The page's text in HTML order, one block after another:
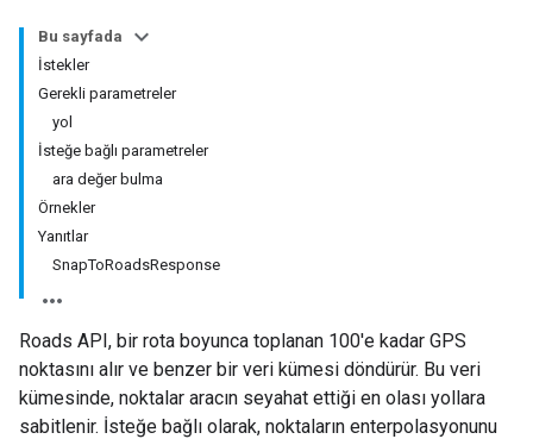
Bu sayfada
İstekler
Gerekli parametreler
yol
İsteğe bağlı parametreler
ara değer bulma
Örnekler
Yanıtlar
SnapToRoadsResponse
Roads API, bir rota boyunca toplanan 100'e kadar GPS
noktasını alır ve benzer bir veri kümesi döndürür. Bu veri
kümesinde, noktalar aracın seyahat ettiği en olası yollara
sabitlenir. İsteğe bağlı olarak, noktaların enterpolasyonunu